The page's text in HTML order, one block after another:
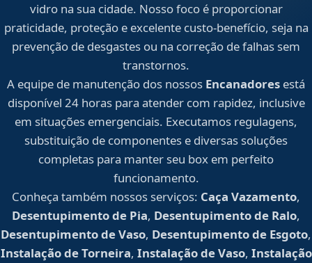
vidro na sua cidade. Nosso foco é proporcionar
praticidade, proteção e excelente custo-benefício, seja na
prevenção de desgastes ou na correção de falhas sem
transtornos.
A equipe de manutenção dos nossos Encanadores está
disponível 24 horas para atender com rapidez, inclusive
em situações emergenciais. Executamos regulagens,
substituição de componentes e diversas soluções
completas para manter seu box em perfeito
funcionamento.
Conheça também nossos serviços: Caça Vazamento,
Desentupimento de Pia, Desentupimento de Ralo,
Desentupimento de Vaso, Desentupimento de Esgoto,
Instalação de Torneira, Instalação de Vaso, Instalação